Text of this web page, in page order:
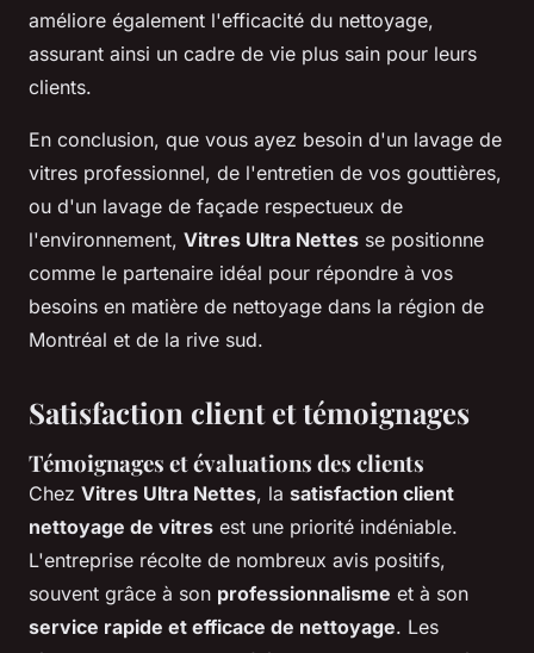
améliore également l'efficacité du nettoyage,
assurant ainsi un cadre de vie plus sain pour leurs
clients.
En conclusion, que vous ayez besoin d'un lavage de
vitres professionnel, de l'entretien de vos gouttières,
ou d'un lavage de façade respectueux de
l'environnement, Vitres Ultra Nettes se positionne
comme le partenaire idéal pour répondre à vos
besoins en matière de nettoyage dans la région de
Montréal et de la rive sud.
Satisfaction client et témoignages
Témoignages et évaluations des clients
Chez Vitres Ultra Nettes, la satisfaction client
nettoyage de vitres est une priorité indéniable.
L'entreprise récolte de nombreux avis positifs,
souvent grâce à son professionnalisme et à son
service rapide et efficace de nettoyage. Les